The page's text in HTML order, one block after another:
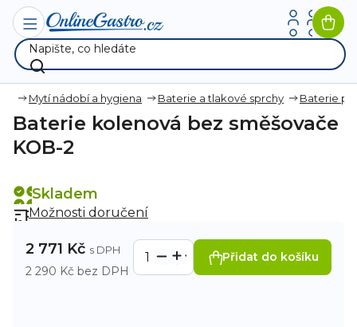
Přejít
obsah
Mytí nádobí a hygiena Baterie a tlakové sprchy Baterie
Baterie kolenová bez směšovače
KOB-2
Skladem
Možnosti doručení
2 771 Kč
2 290 Kč bez DPH
Přidat do košíku